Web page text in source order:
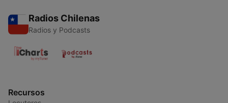
Radios Chilenas
Radios y Podcasts
Recursos